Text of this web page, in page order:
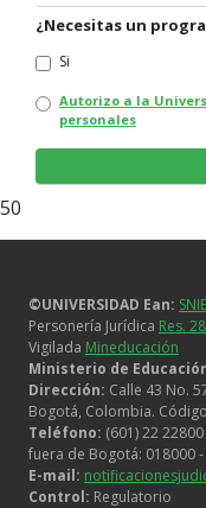
¿Necesitas un
Si
Autorizo a la
personales
50
©UNIVERSIDAD Ean:
Personería Jurídica Res.
Vigilada Mineducación
Ministerio de
Dirección: Calle 43 No.
Bogotá, Colombia.
Teléfono: (601) 22
fuera de Bogotá: 018000 -
E-mail:
Control: Regulatorio